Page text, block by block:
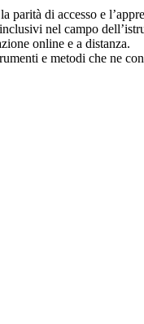
di accesso e
nel campo
online e a distanza.
e metodi che ne